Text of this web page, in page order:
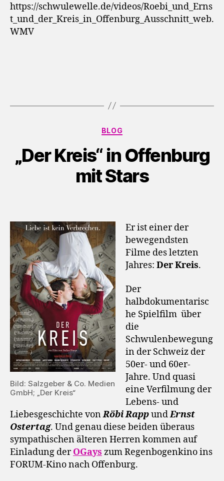
https://schwulewelle.de/videos/Roebi_und_Erns
t_und_der_Kreis_in_Offenburg_Ausschnitt_web.
WMV
Kategorien
BLOG
„Der Kreis“ in Offenburg
mit Stars
Bild: Salzgeber & Co. Medien
GmbH; „Der Kreis“
Er ist einer der
bewegendsten
Filme des letzten
Jahres: Der Kreis.
Der
halbdokumentarisc
he Spielfilm über
die
Schwulenbewegung
in der Schweiz der
50er- und 60er-
Jahre. Und quasi
eine Verfilmung der
Lebens- und
Liebesgeschichte vonRöbi RappundErnst
Ostertag. Und genau diese beiden überaus
sympathischen älteren Herren kommen auf
Einladung derOGays zum Regenbogenkino ins
FORUM-Kino nach Offenburg.